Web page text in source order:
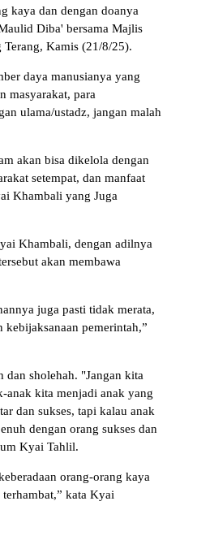
kaya dan dengan doanya
Diba' bersama Majlis
Kamis (21/8/25).
daya manusianya yang
masyarakat, para
ulama/ustadz, jangan malah
akan bisa dikelola dengan
setempat, dan manfaat
Khambali yang Juga
Khambali, dengan adilnya
akan membawa
juga pasti tidak merata,
pemerintah,”
dan sholehah. "Jangan kita
anak kita menjadi anak yang
dan sukses, tapi kalau anak
dengan orang sukses dan
Kyai Tahlil.
orang-orang kaya
kata Kyai